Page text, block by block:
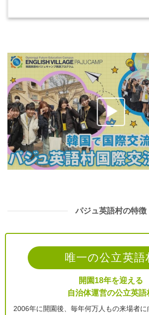
パジュ英語村の特徴
唯一の公立英語
開園18年を迎える
自治体運営の公立英語
2006年に開園後、毎年何万人もの来場者